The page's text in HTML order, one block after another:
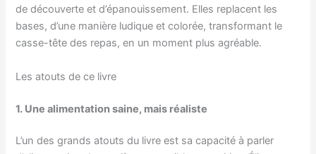
de découverte et d’épanouissement. Elles replacent les
bases, d’une manière ludique et colorée, transformant le
casse-tête des repas, en un moment plus agréable.
Les atouts de ce livre
1. Une alimentation saine, mais réaliste
L’un des grands atouts du livre est sa capacité à parler